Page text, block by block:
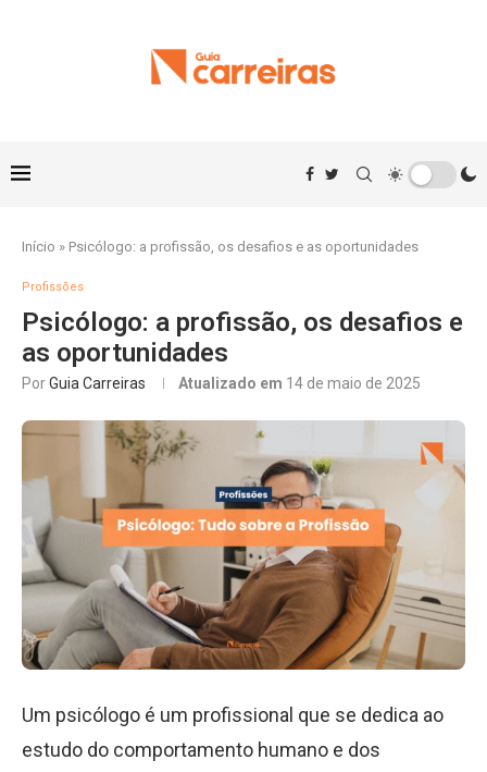
Início » Psicólogo: a profissão, os desafios e as oportunidades
Profissões
Psicólogo: a profissão, os desafios e
as oportunidades
PorGuia Carreiras Atualizado em 14 de maio de 2025
Um psicólogo é um profissional que se dedica ao
estudo do comportamento humano e dos